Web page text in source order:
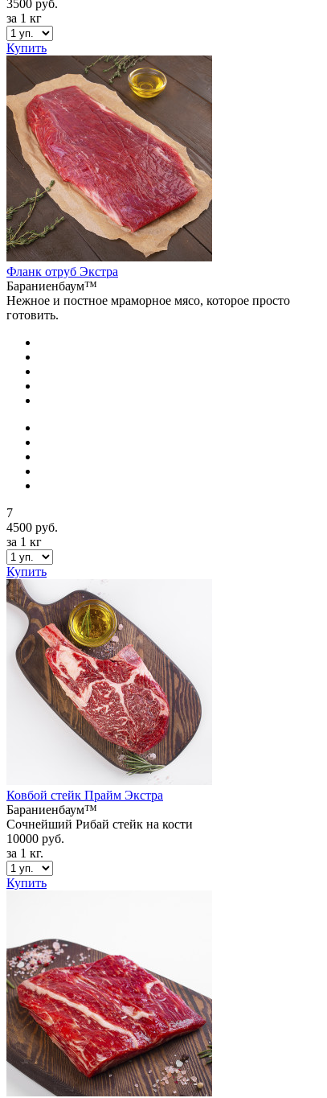
3500 руб.
за 1 кг
Купить
Фланк отруб Экстра
Бараниенбаум™
Нежное и постное мраморное мясо, которое просто
готовить.
7
4500 руб.
за 1 кг
Купить
Ковбой стейк Прайм Экстра
Бараниенбаум™
Сочнейший Рибай стейк на кости
10000 руб.
за 1 кг.
Купить